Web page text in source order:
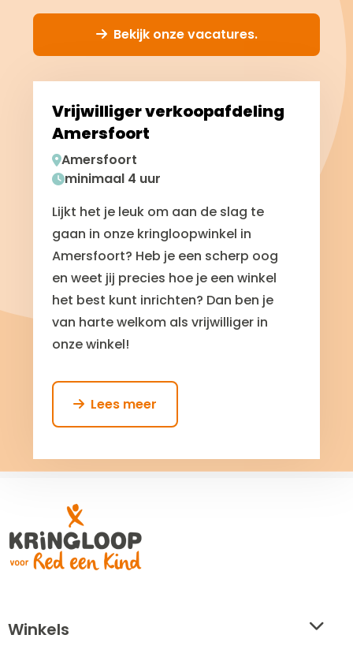
Bekijk onze vacatures.
Vrijwilliger verkoopafdeling
Amersfoort
Amersfoort
minimaal 4 uur
Lijkt het je leuk om aan de slag te
gaan in onze kringloopwinkel in
Amersfoort? Heb je een scherp oog
en weet jij precies hoe je een winkel
het best kunt inrichten? Dan ben je
van harte welkom als vrijwilliger in
onze winkel!
Lees meer
more
Vrijwilliger
verkoopafdeling
Amersfoort
Winkels